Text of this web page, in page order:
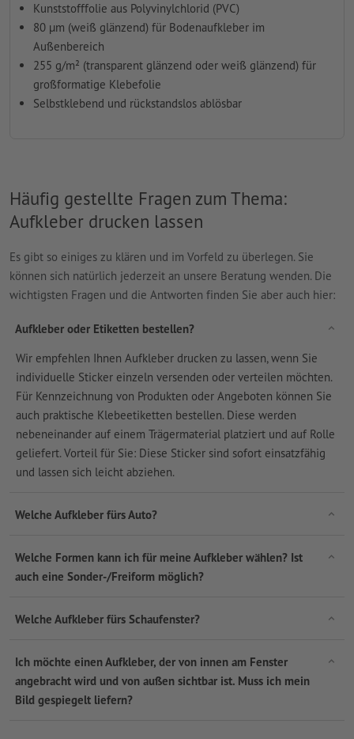
Kunststofffolie aus Polyvinylchlorid (PVC)
80 µm (weiß glänzend) für Bodenaufkleber im
Außenbereich
255 g/m² (transparent glänzend oder weiß glänzend) für
großformatige Klebefolie
Selbstklebend und rückstandslos ablösbar
Häufig gestellte Fragen zum Thema:
Aufkleber drucken lassen
Es gibt so einiges zu klären und im Vorfeld zu überlegen. Sie
können sich natürlich jederzeit an unsere Beratung wenden. Die
wichtigsten Fragen und die Antworten finden Sie aber auch hier:
Aufkleber oder Etiketten bestellen?
Wir empfehlen Ihnen Aufkleber drucken zu lassen, wenn Sie
individuelle Sticker einzeln versenden oder verteilen möchten.
Für Kennzeichnung von Produkten oder Angeboten können Sie
auch praktische Klebeetiketten bestellen. Diese werden
nebeneinander auf einem Trägermaterial platziert und auf Rolle
geliefert. Vorteil für Sie: Diese Sticker sind sofort einsatzfähig
und lassen sich leicht abziehen.
Welche Aufkleber fürs Auto?
Welche Formen kann ich für meine Aufkleber wählen? Ist
auch eine Sonder-/Freiform möglich?
Welche Aufkleber fürs Schaufenster?
Ich möchte einen Aufkleber, der von innen am Fenster
angebracht wird und von außen sichtbar ist. Muss ich mein
Bild gespiegelt liefern?